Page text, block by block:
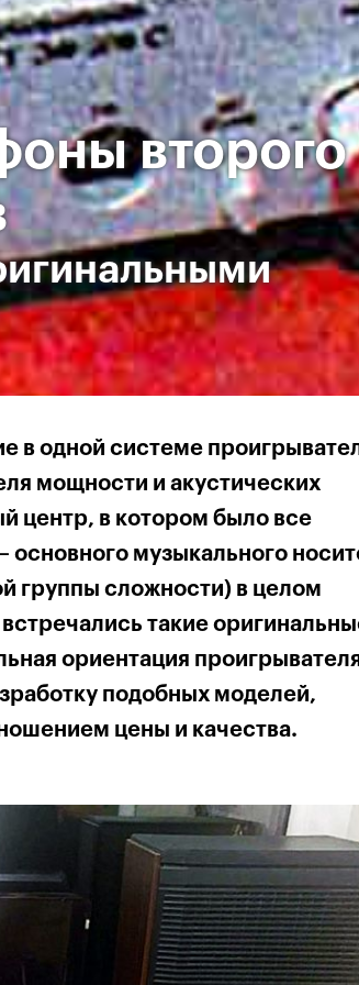
второго
в одной системе
мощности и акустических
центр, в котором было все
основного музыкального
группы сложности) в целом
такие
ориентация
подобных моделей,
цены и качества.